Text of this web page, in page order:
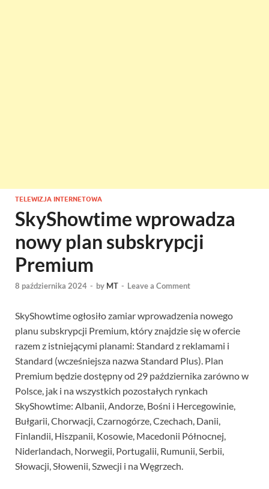
TELEWIZJA INTERNETOWA
SkyShowtime wprowadza
nowy plan subskrypcji
Premium
8 października 2024 - by MT - Leave a Comment
SkyShowtime ogłosiło zamiar wprowadzenia nowego
planu subskrypcji Premium, który znajdzie się w ofercie
razem z istniejącymi planami: Standard z reklamami i
Standard (wcześniejsza nazwa Standard Plus). Plan
Premium będzie dostępny od 29 października zarówno w
Polsce, jak i na wszystkich pozostałych rynkach
SkyShowtime: Albanii, Andorze, Bośni i Hercegowinie,
Bułgarii, Chorwacji, Czarnogórze, Czechach, Danii,
Finlandii, Hiszpanii, Kosowie, Macedonii Północnej,
Niderlandach, Norwegii, Portugalii, Rumunii, Serbii,
Słowacji, Słowenii, Szwecji i na Węgrzech.